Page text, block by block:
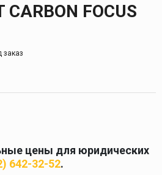
прямую ссылку
FOCUS
заказ
цены для юридических
642-32-52.